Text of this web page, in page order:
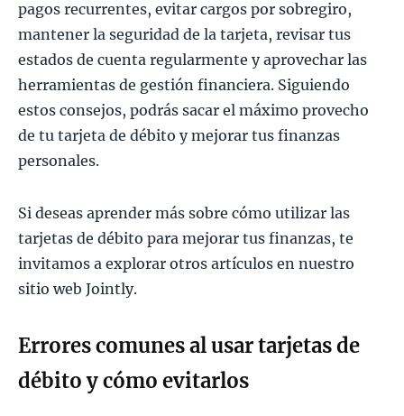
pagos recurrentes, evitar cargos por sobregiro,
mantener la seguridad de la tarjeta, revisar tus
estados de cuenta regularmente y aprovechar las
herramientas de gestión financiera. Siguiendo
estos consejos, podrás sacar el máximo provecho
de tu tarjeta de débito y mejorar tus finanzas
personales.
Si deseas aprender más sobre cómo utilizar las
tarjetas de débito para mejorar tus finanzas, te
invitamos a explorar otros artículos en nuestro
sitio web Jointly.
Errores comunes al usar tarjetas de
débito y cómo evitarlos